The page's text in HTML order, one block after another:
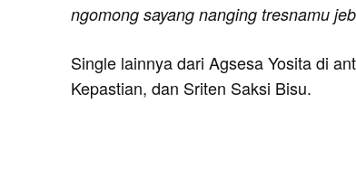
ngomong sayang nanging tresnamu
Single lainnya dari Agsesa Yosita di
Kepastian, dan Sriten Saksi Bisu.